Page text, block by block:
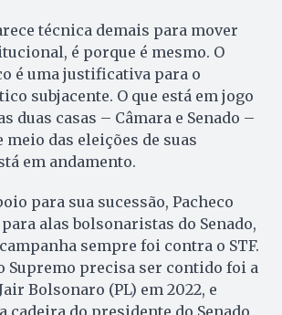
técnica demais para mover
é porque é mesmo. O
é uma justificativa para o
subjacente. O que está em jogo
duas casas – Câmara e Senado –
meio das eleições de suas
em andamento.
para sua sucessão, Pacheco
alas bolsonaristas do Senado,
sempre foi contra o STF.
Supremo precisa ser contido foi a
Bolsonaro (PL) em 2022, e
cadeira do presidente do Senado